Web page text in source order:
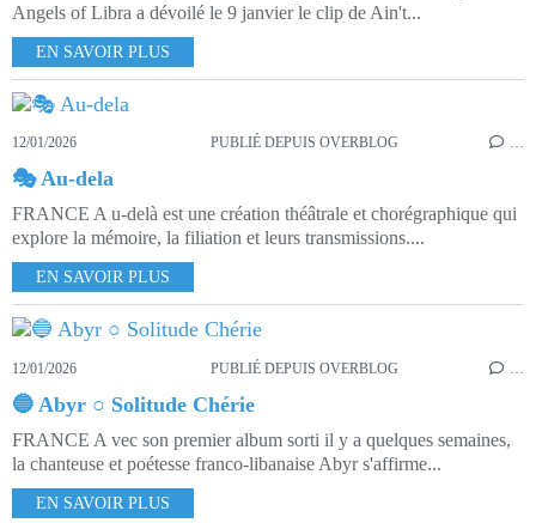
Angels of Libra a dévoilé le 9 janvier le clip de Ain't...
EN SAVOIR PLUS
12/01/2026 PUBLIÉ DEPUIS OVERBLOG …
🎭 Au-dela
FRANCE A u-delà est une création théâtrale et chorégraphique qui
explore la mémoire, la filiation et leurs transmissions....
EN SAVOIR PLUS
12/01/2026 PUBLIÉ DEPUIS OVERBLOG
🔵 Abyr ○ Solitude Chérie
FRANCE A vec son premier album sorti il y a quelques semaines,
la chanteuse et poétesse franco-libanaise Abyr s'affirme...
EN SAVOIR PLUS